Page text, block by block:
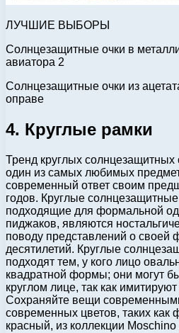
ЛУЧШИЕ ВЫБОРЫ
Солнцезащитные очки в
авиатора 2
Солнцезащитные очки из
оправе
4. Круглые рамки
Тренд круглых
один из самых любимых
современный ответ своим
годов. Круглые
подходящие для формальной
пиджаков, являются
поводу представлений о
десятилетий. Круглые
подходят тем, у кого лицо
квадратной формы; они могут
круглом лице, так как
Сохраняйте вещи
современных цветов, таких как
красный, из коллекции